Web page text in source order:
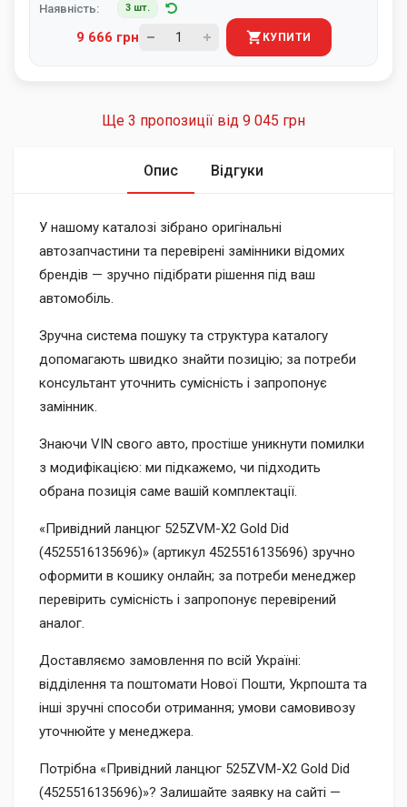
Наявність: 3 шт.
9 666 грн КУПИТИ
Ще 3 пропозиції від 9 045 грн
Опис Відгуки
У нашому каталозі зібрано оригінальні
автозапчастини та перевірені замінники відомих
брендів — зручно підібрати рішення під ваш
автомобіль.
Зручна система пошуку та структура каталогу
допомагають швидко знайти позицію; за потреби
консультант уточнить сумісність і запропонує
замінник.
Знаючи VIN свого авто, простіше уникнути помилки
з модифікацією: ми підкажемо, чи підходить
обрана позиція саме вашій комплектації.
«Привідний ланцюг 525ZVM-X2 Gold Did
(4525516135696)» (артикул 4525516135696) зручно
оформити в кошику онлайн; за потреби менеджер
перевірить сумісність і запропонує перевірений
аналог.
Доставляємо замовлення по всій Україні:
відділення та поштомати Нової Пошти, Укрпошта та
інші зручні способи отримання; умови самовивозу
уточнюйте у менеджера.
Потрібна «Привідний ланцюг 525ZVM-X2 Gold Did
(4525516135696)»? Залишайте заявку на сайті —